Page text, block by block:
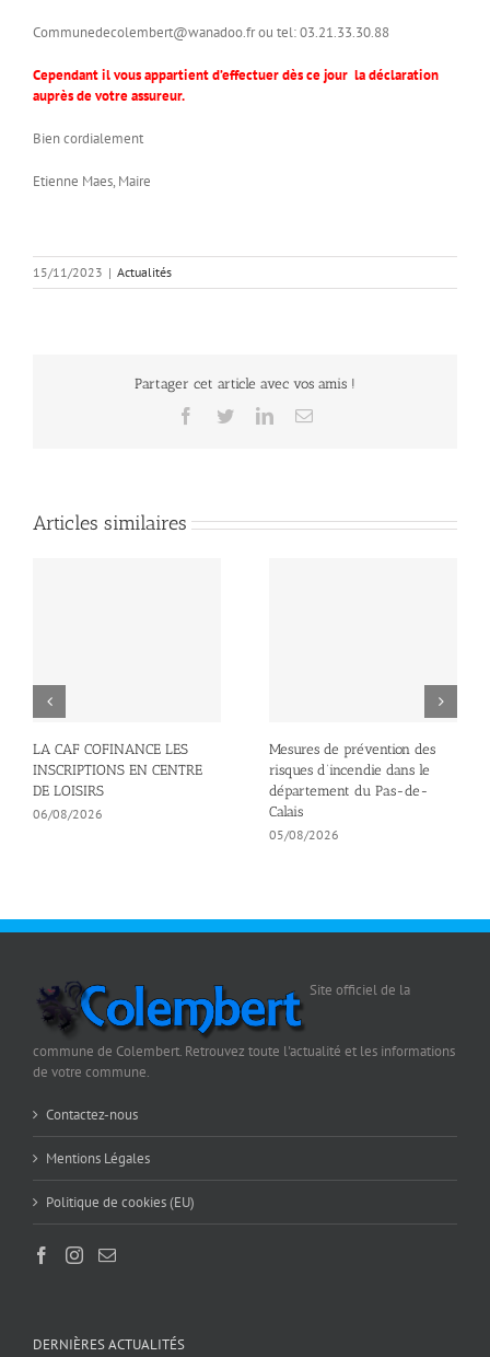
Communedecolembert@wanadoo.fr ou tel: 03.21.33.30.88
Cependant il vous appartient d’effectuer dès ce jour la déclaration
auprès de votre assureur.
Bien cordialement
Etienne Maes, Maire
15/11/2023 | Actualités
Partager cet article avec vos amis !
Facebook
TwitterLinkedInEmail
Articles similaires
LA CAF COFINANCE LES
INSCRIPTIONS EN CENTRE
DE LOISIRS
06/08/2026
Mesures de prévention des
risques d’incendie dans le
département du Pas-de-
Calais
05/08/2026
Site officiel de la
commune de Colembert. Retrouvez toute l'actualité et les informations
de votre commune.
Contactez-nous
Mentions Légales
Politique de cookies (EU)
DERNIÈRES ACTUALITÉS